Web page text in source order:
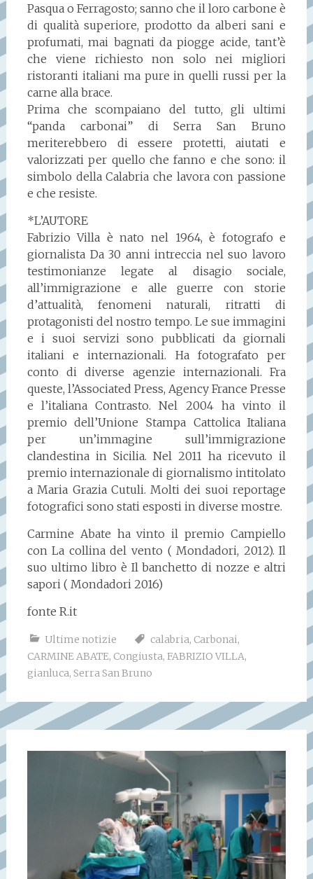
Pasqua o Ferragosto; sanno che il loro carbone è
di qualità superiore, prodotto da alberi sani e
profumati, mai bagnati da piogge acide, tant’è
che viene richiesto non solo nei migliori
ristoranti italiani ma pure in quelli russi per la
carne alla brace.
Prima che scompaiano del tutto, gli ultimi
“panda carbonai” di Serra San Bruno
meriterebbero di essere protetti, aiutati e
valorizzati per quello che fanno e che sono: il
simbolo della Calabria che lavora con passione
e che resiste.
*L’AUTORE
Fabrizio Villa è nato nel 1964, è fotografo e
giornalista Da 30 anni intreccia nel suo lavoro
testimonianze legate al disagio sociale,
all’immigrazione e alle guerre con storie
d’attualità, fenomeni naturali, ritratti di
protagonisti del nostro tempo. Le sue immagini
e i suoi servizi sono pubblicati da giornali
italiani e internazionali. Ha fotografato per
conto di diverse agenzie internazionali. Fra
queste, l’Associated Press, Agency France Presse
e l’italiana Contrasto. Nel 2004 ha vinto il
premio dell’Unione Stampa Cattolica Italiana
per un’immagine sull’immigrazione
clandestina in Sicilia. Nel 2011 ha ricevuto il
premio internazionale di giornalismo intitolato
a Maria Grazia Cutuli. Molti dei suoi reportage
fotografici sono stati esposti in diverse mostre.
Carmine Abate ha vinto il premio Campiello
con La collina del vento ( Mondadori, 2012). Il
suo ultimo libro è Il banchetto di nozze e altri
sapori ( Mondadori 2016)
fonte R.it
Ultime notizie calabria, Carbonai,
CARMINE ABATE, Congiusta, FABRIZIO VILLA,
gianluca, Serra San Bruno